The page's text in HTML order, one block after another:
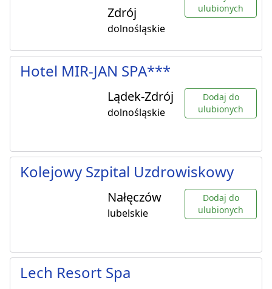
Zdrój
dolnośląskie
ulubionych
Hotel MIR-JAN SPA***
Lądek-Zdrój
dolnośląskie
Dodaj do
ulubionych
Kolejowy Szpital Uzdrowiskowy
Nałęczów
lubelskie
Dodaj do
ulubionych
Lech Resort Spa